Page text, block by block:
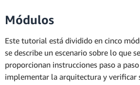
Módulos
Este tutorial está dividido en cinco
se describe un escenario sobre lo que
proporcionan instrucciones paso a
implementar la arquitectura y verificar